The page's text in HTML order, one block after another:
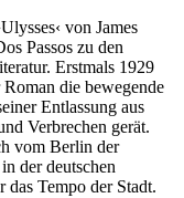
von James
Passos zu den
Erstmals 1929
die bewegende
Entlassung aus
Verbrechen gerät.
vom Berlin der
der deutschen
das Tempo der Stadt.